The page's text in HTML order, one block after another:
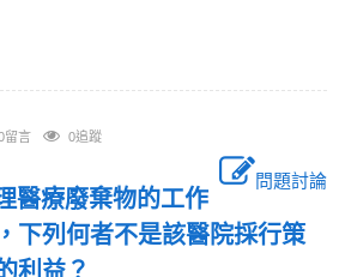
留言 0追蹤
問題討論
醫療廢棄物的工作
下列何者不是該醫院採行策
利益？